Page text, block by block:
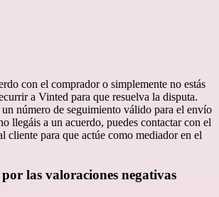
con el comprador o simplemente no estás
a Vinted para que resuelva la disputa.
un número de seguimiento válido para el envío
llegáis a un acuerdo, puedes contactar con el
cliente para que actúe como mediador en el
las valoraciones negativas